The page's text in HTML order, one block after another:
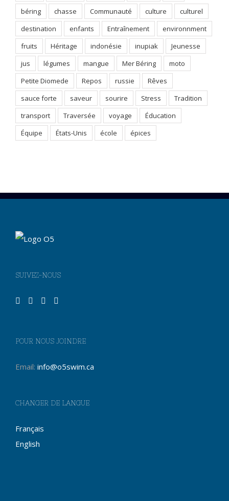
béring
chasse Communauté culture
culturel
destination
enfants Entraînement
environnment
fruits
Héritage indonésie inupiak
Jeunesse
jus
légumes mangue Mer Béring
moto
Petite Diomede
Repos russie
Rêves
sauce forte
saveur sourire Stress
Tradition
transport
Traversée voyage
Éducation
Équipe
États-Unis école épices
SUIVEZ-NOUS
POUR NOUS JOINDRE
Email: info@o5swim.ca
CHANGER DE LANGUE
Français
English